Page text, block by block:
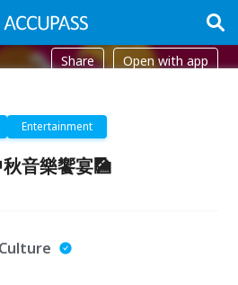
Share Open with app
Entertainment
音樂饗宴🎑